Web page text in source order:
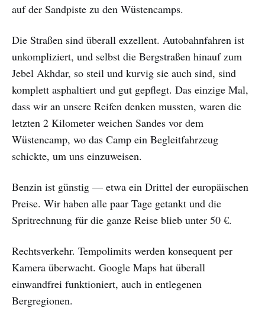
auf der Sandpiste zu den Wüstencamps.
Die Straßen sind überall exzellent. Autobahnfahren ist
unkompliziert, und selbst die Bergstraßen hinauf zum
Jebel Akhdar, so steil und kurvig sie auch sind, sind
komplett asphaltiert und gut gepflegt. Das einzige Mal,
dass wir an unsere Reifen denken mussten, waren die
letzten 2 Kilometer weichen Sandes vor dem
Wüstencamp, wo das Camp ein Begleitfahrzeug
schickte, um uns einzuweisen.
Benzin ist günstig — etwa ein Drittel der europäischen
Preise. Wir haben alle paar Tage getankt und die
Spritrechnung für die ganze Reise blieb unter 50 €.
Rechtsverkehr. Tempolimits werden konsequent per
Kamera überwacht. Google Maps hat überall
einwandfrei funktioniert, auch in entlegenen
Bergregionen.